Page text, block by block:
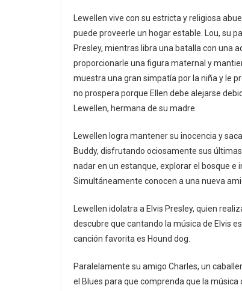
Lewellen vive con su estricta y religiosa
puede proveerle un hogar estable. Lou, su
Presley, mientras libra una batalla con una
proporcionarle una figura maternal y
muestra una gran simpatía por la niña y le
no prospera porque Ellen debe alejarse
Lewellen, hermana de su madre.
Lewellen logra mantener su inocencia y
Buddy, disfrutando ociosamente sus
nadar en un estanque, explorar el bosque
Simultáneamente conocen a una nueva
Lewellen idolatra a Elvis Presley, quien
descubre que cantando la música de Elvis
canción favorita es Hound dog.
Paralelamente su amigo Charles, un
el Blues para que comprenda que la